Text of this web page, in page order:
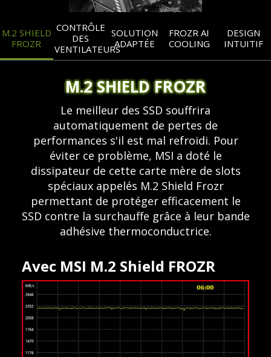
M.2 SHIELD
FROZR
CONTRÔLE
DES
VENTILATEURS
SOLUTION
ADAPTÉE
FROZR AI
COOLING
DESIGN
INTUITIF
M.2 SHIELD FROZR
Le meilleur des SSD souffrira
automatiquement de pertes de
performances s'il est mal refroidi. Pour
éviter ce problème, MSI a doté le
dissipateur de cette carte mère de slots
spéciaux appelés M.2 Shield Frozr
permettant de protéger efficacement le
SSD contre la surchauffe grâce à leur bande
adhésive thermoconductrice.
Avec MSI M.2 Shield FROZR